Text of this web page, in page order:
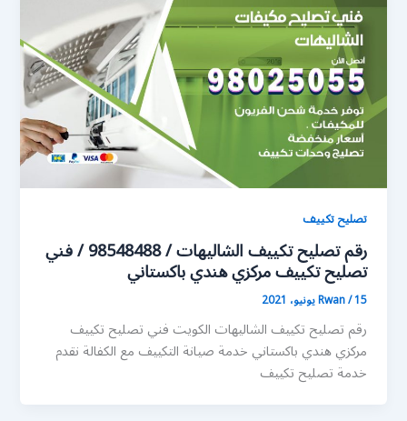
تصليح تكييف
رقم تصليح تكييف الشاليهات / 98548488 / فني
تصليح تكييف مركزي هندي باكستاني
Rwan/15 يونيو، 2021
رقم تصليح تكييف الشاليهات الكويت فني تصليح تكييف
مركزي هندي باكستاني خدمة صيانة التكييف مع الكفالة نقدم
خدمة تصليح تكييف